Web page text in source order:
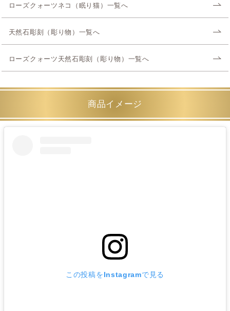
ローズクォーツネコ（眠り猫）一覧へ
天然石彫刻（彫り物）一覧へ
ローズクォーツ天然石彫刻（彫り物）一覧へ
商品イメージ
この投稿をInstagramで見る